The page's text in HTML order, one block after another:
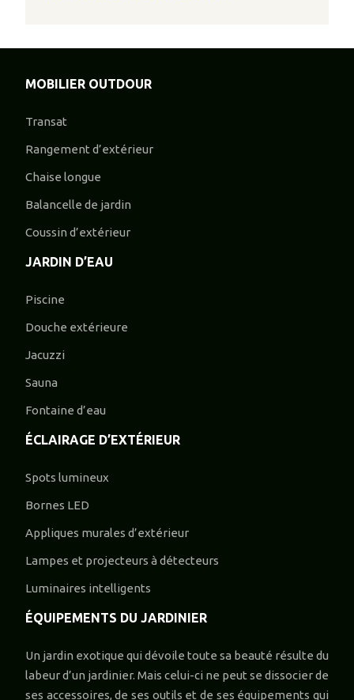
MOBILIER OUTDOUR
Transat
Rangement d’extérieur
Chaise longue
Balancelle de jardin
Coussin d’extérieur
JARDIN D’EAU
Piscine
Douche extérieure
Jacuzzi
Sauna
Fontaine d’eau
ÉCLAIRAGE D’EXTÉRIEUR
Spots lumineux
Bornes LED
Appliques murales d’extérieur
Lampes et projecteurs à détecteurs
Luminaires intelligents
ÉQUIPEMENTS DU JARDINIER
Un jardin exotique qui dévoile toute sa beauté résulte du
labeur d’un jardinier. Mais celui-ci ne peut se dissocier de
ses accessoires, de ses outils et de ses équipements qui